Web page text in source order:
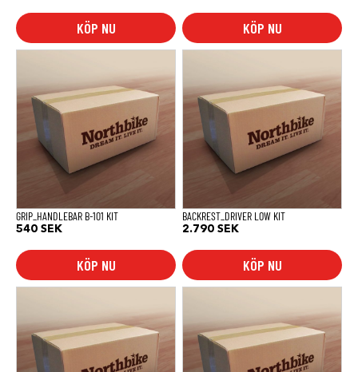
KÖP NU KÖP NU
GRIP_HANDLEBAR B-101 KIT
540 SEK
KÖP NU
BACKREST_DRIVER LOW KIT
2.790 SEK
KÖP NU